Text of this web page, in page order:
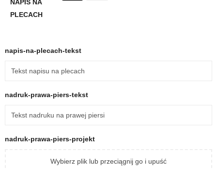
NAPIS NA
PLECACH
napis-na-plecach-tekst
nadruk-prawa-piers-tekst
nadruk-prawa-piers-projekt
Wybierz plik lub przeciągnij go i upuść